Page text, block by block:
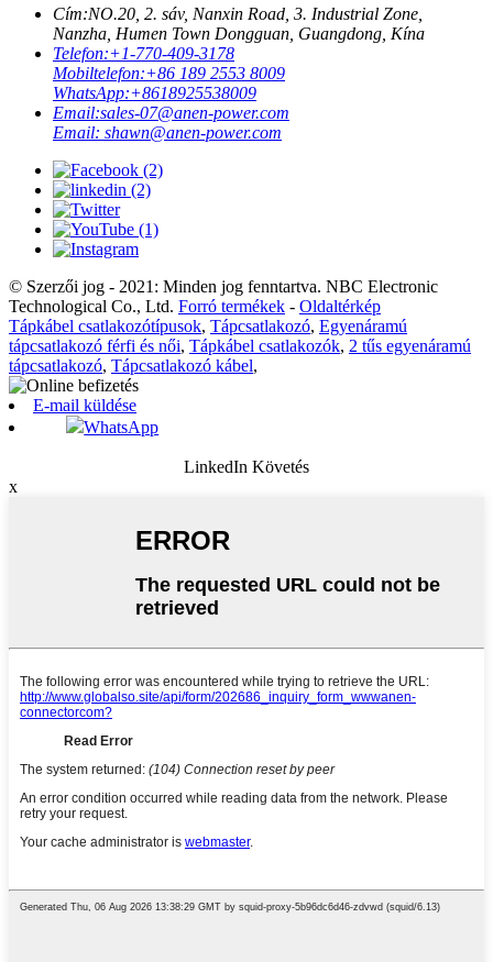
Cím:NO.20, 2. sáv, Nanxin Road, 3. Industrial Zone,
Nanzha, Humen Town Dongguan, Guangdong, Kína
Telefon:+1-770-409-3178
Mobiltelefon:+86 189 2553 8009
WhatsApp:+8618925538009
Email:sales-07@anen-power.com
Email: shawn@anen-power.com
© Szerzői jog - 2021: Minden jog fenntartva. NBC Electronic
Technological Co., Ltd. Forró termékek - Oldaltérkép
Tápkábel csatlakozótípusok, Tápcsatlakozó, Egyenáramú
tápcsatlakozó férfi és női, Tápkábel csatlakozók, 2 tűs egyenáramú
tápcsatlakozó, Tápcsatlakozó kábel,
E-mail küldése
WhatsApp
LinkedIn Követés
x